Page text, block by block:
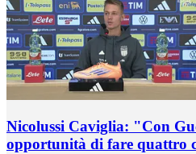
Nicolussi Caviglia: "Con
opportunità di fare quattro